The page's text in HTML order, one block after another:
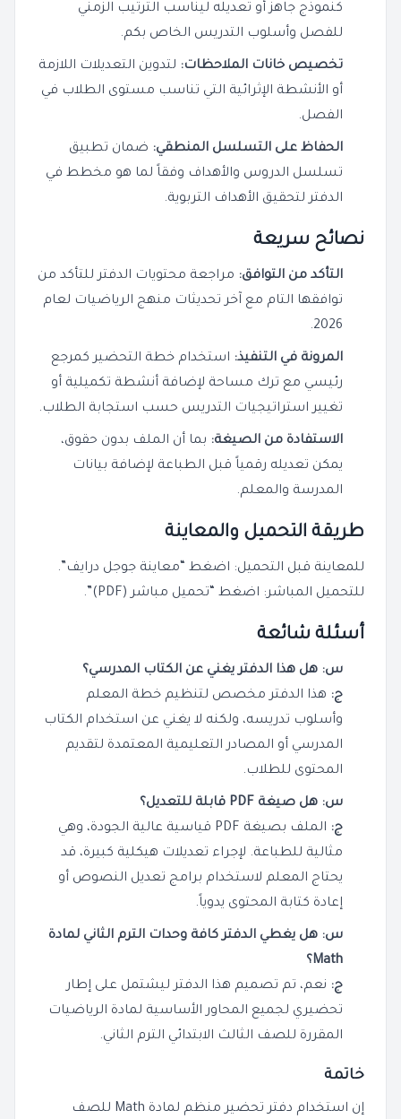
كنموذج جاهز أو تعديله ليناسب الترتيب الزمني
للفصل وأسلوب التدريس الخاص بكم.
تخصيص خانات الملاحظات: لتدوين التعديلات اللازمة
أو الأنشطة الإثرائية التي تناسب مستوى الطلاب في
الفصل.
الحفاظ على التسلسل المنطقي: ضمان تطبيق
تسلسل الدروس والأهداف وفقاً لما هو مخطط في
الدفتر لتحقيق الأهداف التربوية.
نصائح سريعة
التأكد من التوافق: مراجعة محتويات الدفتر للتأكد من
توافقها التام مع آخر تحديثات منهج الرياضيات لعام
2026.
المرونة في التنفيذ: استخدام خطة التحضير كمرجع
رئيسي مع ترك مساحة لإضافة أنشطة تكميلية أو
تغيير استراتيجيات التدريس حسب استجابة الطلاب.
الاستفادة من الصيغة: بما أن الملف بدون حقوق،
يمكن تعديله رقمياً قبل الطباعة لإضافة بيانات
المدرسة والمعلم.
طريقة التحميل والمعاينة
للمعاينة قبل التحميل: اضغط “معاينة جوجل درايف”.
للتحميل المباشر: اضغط “تحميل مباشر (PDF)”.
أسئلة شائعة
س: هل هذا الدفتر يغني عن الكتاب المدرسي؟
ج: هذا الدفتر مخصص لتنظيم خطة المعلم
وأسلوب تدريسه، ولكنه لا يغني عن استخدام الكتاب
المدرسي أو المصادر التعليمية المعتمدة لتقديم
المحتوى للطلاب.
س: هل صيغة PDF قابلة للتعديل؟
ج:
الملف بصيغة PDF قياسية عالية الجودة، وهي
مثالية للطباعة. لإجراء تعديلات هيكلية كبيرة، قد
يحتاج المعلم لاستخدام برامج تعديل النصوص أو
إعادة كتابة المحتوى يدوياً.
س: هل يغطي الدفتر كافة وحدات الترم الثاني لمادة
Math؟
ج: نعم، تم تصميم هذا الدفتر ليشتمل على إطار
تحضيري لجميع المحاور الأساسية لمادة الرياضيات
المقررة للصف الثالث الابتدائي الترم الثاني.
خاتمة
إن استخدام دفتر تحضير منظم لمادة Math للصف